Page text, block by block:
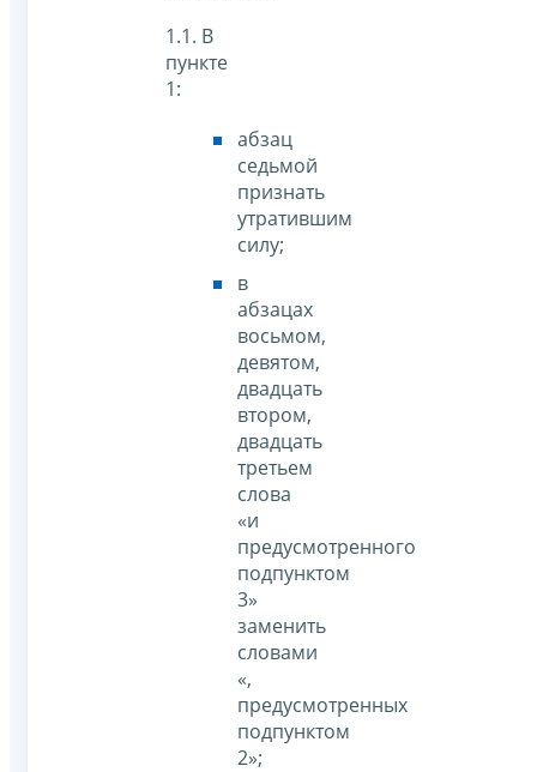
1.1. В
пункте
1:
абзац
седьмой
признать
утратившим
силу;
в
абзацах
восьмом,
девятом,
двадцать
втором,
двадцать
третьем
слова
«и
предусмотренного
подпунктом
3»
заменить
словами
«,
предусмотренных
подпунктом
2»;